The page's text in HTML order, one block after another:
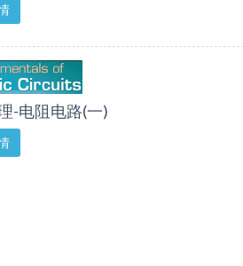
-电阻电路(一)